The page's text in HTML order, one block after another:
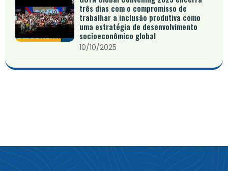
três dias com o compromisso de
trabalhar a inclusão produtiva como
uma estratégia de desenvolvimento
socioeconômico global
10/10/2025